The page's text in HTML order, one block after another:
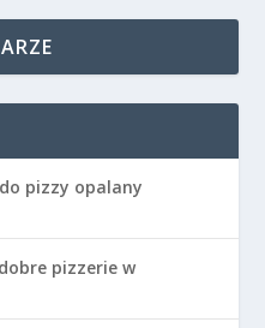
pizzy opalany
pizzerie w